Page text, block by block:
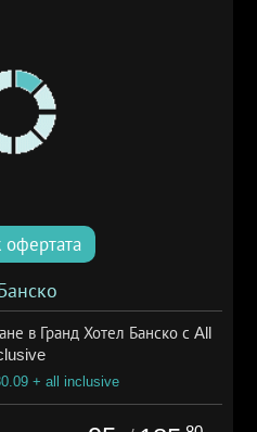
офертата
в Гранд Хотел Банско с All
+ all inclusive